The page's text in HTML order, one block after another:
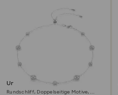
Una Angelic Halskette
Rundschliff, Doppelseitige Motive,